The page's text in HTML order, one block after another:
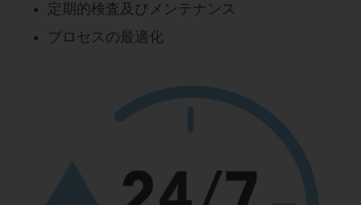
定期的検査及びメンテナンス
プロセスの最適化